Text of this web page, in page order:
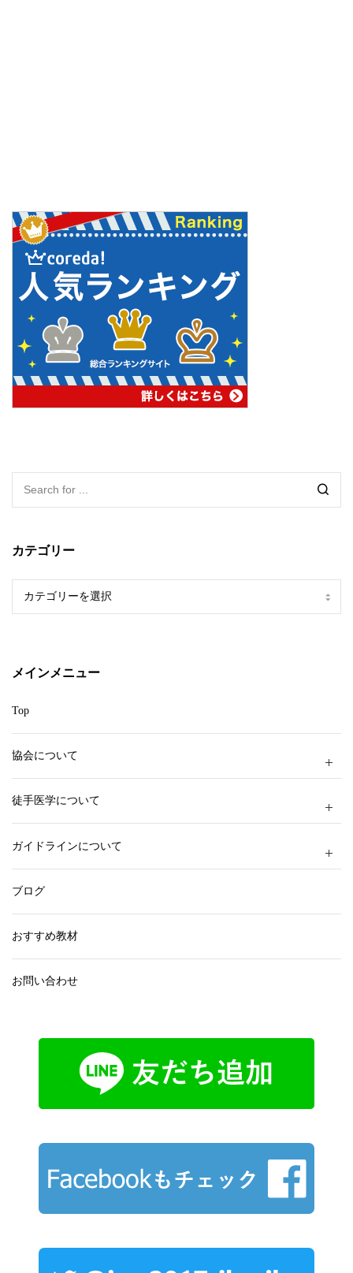
カテゴリー
メインメニュー
Top
協会について
徒手医学について
ガイドラインについて
ブログ
おすすめ教材
お問い合わせ